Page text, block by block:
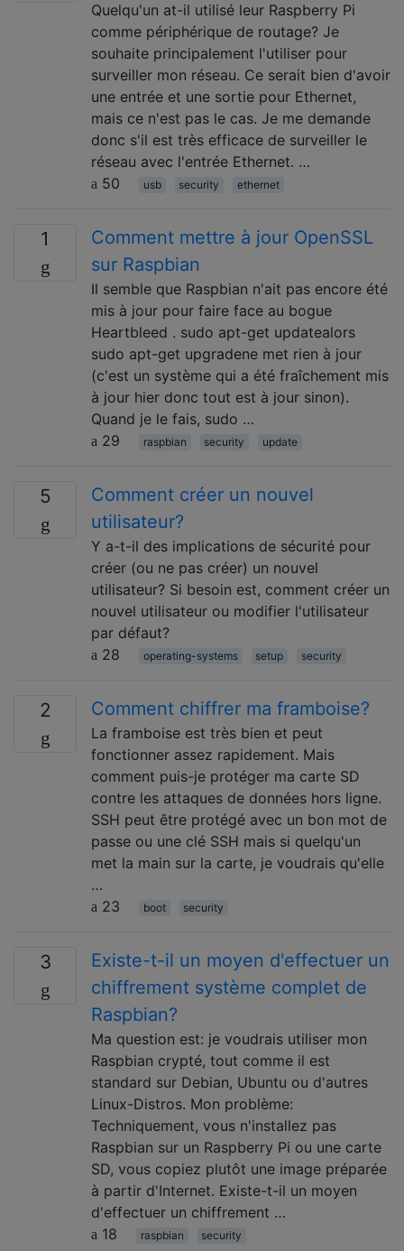
Quelqu'un at-il utilisé leur Raspberry Pi
comme périphérique de routage? Je
souhaite principalement l'utiliser pour
surveiller mon réseau. Ce serait bien d'avoir
une entrée et une sortie pour Ethernet,
mais ce n'est pas le cas. Je me demande
donc s'il est très efficace de surveiller le
réseau avec l'entrée Ethernet. …
50
usb security ethernet
1
Comment mettre à jour OpenSSL
sur Raspbian
Il semble que Raspbian n'ait pas encore été
mis à jour pour faire face au bogue
Heartbleed . sudo apt-get updatealors
sudo apt-get upgradene met rien à jour
(c'est un système qui a été fraîchement mis
à jour hier donc tout est à jour sinon).
Quand je le fais, sudo …
29
raspbian security update
5
Comment créer un nouvel
utilisateur?
Y a-t-il des implications de sécurité pour
créer (ou ne pas créer) un nouvel
utilisateur? Si besoin est, comment créer un
nouvel utilisateur ou modifier l'utilisateur
par défaut?
28
operating-systems setup security
2 Comment chiffrer ma framboise?
La framboise est très bien et peut
fonctionner assez rapidement. Mais
comment puis-je protéger ma carte SD
contre les attaques de données hors ligne.
SSH peut être protégé avec un bon mot de
passe ou une clé SSH mais si quelqu'un
met la main sur la carte, je voudrais qu'elle
…
23
boot security
3
Existe-t-il un moyen d'effectuer un
chiffrement système complet de
Raspbian?
Ma question est: je voudrais utiliser mon
Raspbian crypté, tout comme il est
standard sur Debian, Ubuntu ou d'autres
Linux-Distros. Mon problème:
Techniquement, vous n'installez pas
Raspbian sur un Raspberry Pi ou une carte
SD, vous copiez plutôt une image préparée
à partir d'Internet. Existe-t-il un moyen
d'effectuer un chiffrement …
18
raspbian security